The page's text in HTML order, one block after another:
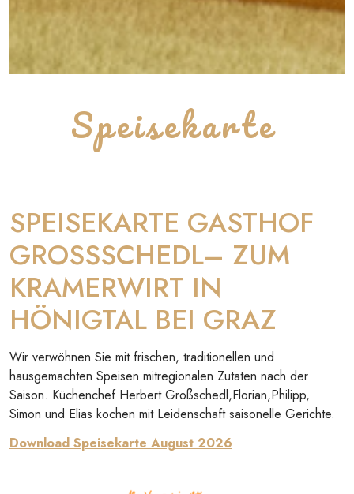
Speisekarte
SPEISEKARTE GASTHOF
GROSSSCHEDL– ZUM
KRAMERWIRT IN
HÖNIGTAL BEI GRAZ
Wir verwöhnen Sie mit frischen, traditionellen und
hausgemachten Speisen mitregionalen Zutaten nach der
Saison. Küchenchef Herbert Großschedl,Florian,Philipp,
Simon und Elias kochen mit Leidenschaft saisonelle Gerichte.
Download Speisekarte August 2026